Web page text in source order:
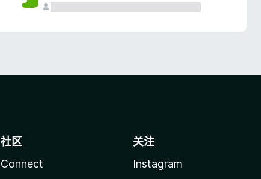
社区
Connect
关注
Instagram